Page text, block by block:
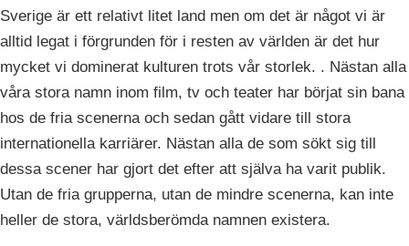
Sverige är ett relativt litet land men om det är något vi är
alltid legat i förgrunden för i resten av världen är det hur
mycket vi dominerat kulturen trots vår storlek. . Nästan alla
våra stora namn inom film, tv och teater har börjat sin bana
hos de fria scenerna och sedan gått vidare till stora
internationella karriärer. Nästan alla de som sökt sig till
dessa scener har gjort det efter att själva ha varit publik.
Utan de fria grupperna, utan de mindre scenerna, kan inte
heller de stora, världsberömda namnen existera.